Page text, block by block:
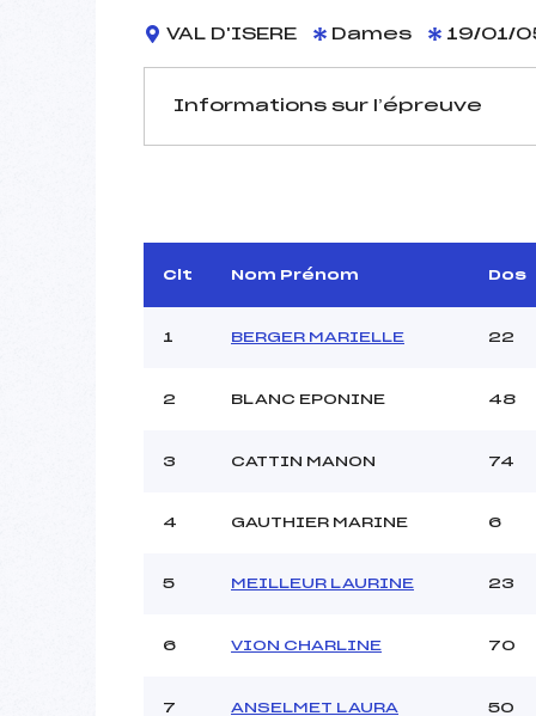
VAL D'ISERE Dames 19/01/
Informations sur l’épreuve
Arbitre :
Assistant :
MANCHE 1
Heure de départ :
Ouvreurs A :
Ouvreurs C :
Clt Nom Prénom Dos
1 BERGER MARIELLE 22
2 BLANC EPONINE 48
3 CATTIN MANON 74
4 GAUTHIER MARINE 6
5 MEILLEUR LAURINE 23
6 VION CHARLINE 70
7 ANSELMET LAURA 50